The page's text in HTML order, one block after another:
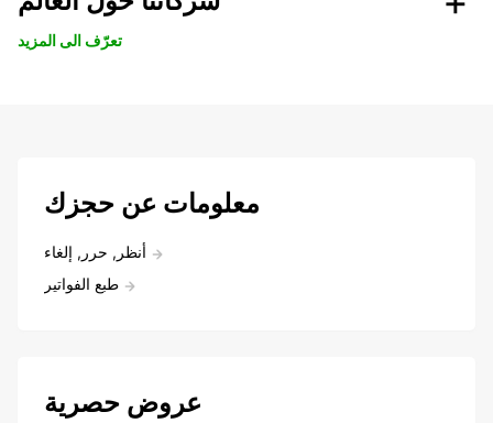
تعرّف الى المزيد
معلومات عن حجزك
أنظر, حرر, إلغاء
طبع الفواتير
عروض حصرية